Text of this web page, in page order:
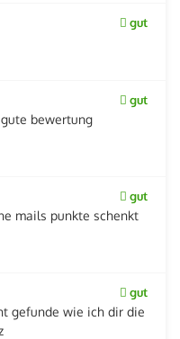
gut
gut
bewertung
gut
mails punkte schenkt
gut
gefunde wie ich dir die